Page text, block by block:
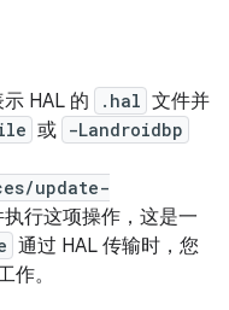
HAL 的 .hal 文件并
或 -Landroidbp
update-
行这项操作，这是一
通过 HAL 传输时，您
作。